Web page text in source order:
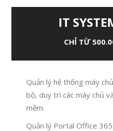
IT
CHỈ TỪ
Quản lý hệ thống máy
bộ, duy trì các máy chủ
mềm.
Quản lý Portal Office